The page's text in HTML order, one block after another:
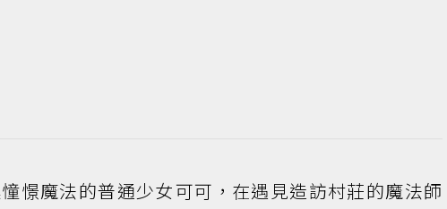
憬魔法的普通少女可可，在遇見造訪村莊的魔法師